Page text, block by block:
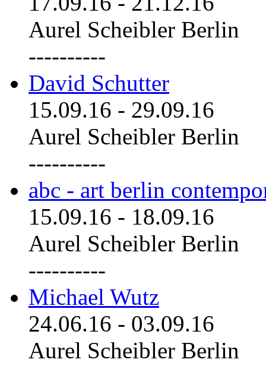
Aurel Scheibler Berlin
----------
David Schutter
15.09.16 - 29.09.16
Aurel Scheibler Berlin
----------
abc - art berlin
15.09.16 - 18.09.16
Aurel Scheibler Berlin
----------
Michael Wutz
24.06.16 - 03.09.16
Aurel Scheibler Berlin